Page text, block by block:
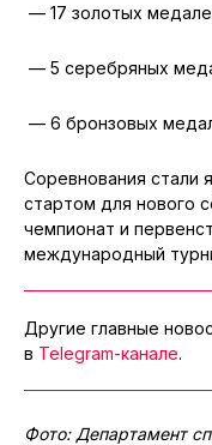
— 17 золотых
— 5 серебряных
— 6 бронзовых
Соревнования стали
стартом для нового
чемпионат и
международный
Другие главные
в Telegram-канале.
Фото: Департамент